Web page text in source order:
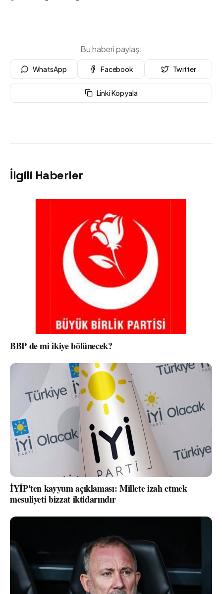
Bu haberi paylaş:
WhatsApp Facebook Twitter
Linki Kopyala
İlgili Haberler
BBP de mi ikiye bölünecek?
İYİP'ten kayyum açıklaması: Millete izah etmek
mesuliyeti bizzat iktidarındır